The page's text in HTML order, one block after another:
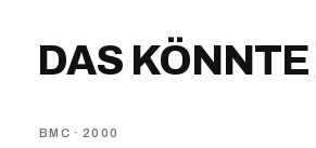
DAS
BMC · 2000